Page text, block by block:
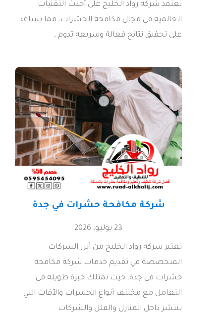
تعتمد شركة رواد الخليج على أحدث التقنيات
العالمية في مجال مكافحة الحشرات، مما يساعد
على تحقيق نتائج فعالة وسريعة تدوم…
شركة مكافحة حشرات في جدة
23 يوليو، 2026
تعتبر شركة رواد الخليج من أبرز الشركات
المتخصصة في تقديم خدمات شركة مكافحة
حشرات في جدة، حيث تمتلك خبرة طويلة في
التعامل مع مختلف أنواع الحشرات والآفات التي
تنتشر داخل المنازل والفلل والشركات